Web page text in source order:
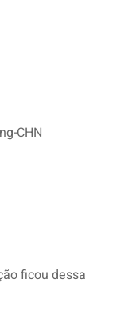
CHN
ficou dessa